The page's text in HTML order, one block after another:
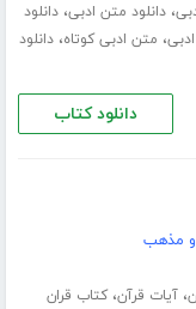
،دانلود متن ادبی،دانلود
، متن ادبی کوتاه،دانلود
دانلود کتاب
و مذهب
،آیات قرآن،کتاب قران